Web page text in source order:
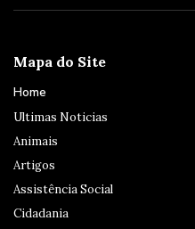
Mapa do Site
Home
Ultimas Noticias
Animais
Artigos
Assistência Social
Cidadania